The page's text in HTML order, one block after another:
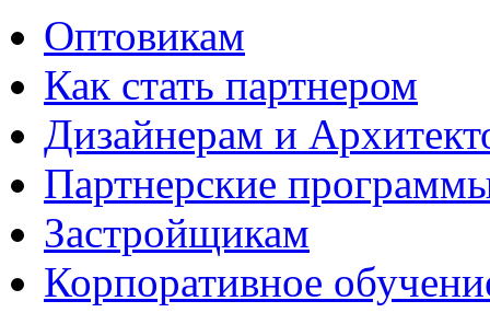
Оптовикам
Как стать партнером
Дизайнерам и
Партнерские
Застройщикам
Корпоративное